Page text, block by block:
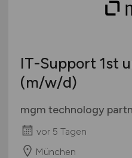
IT-Support 1st
(m/w/d)
mgm technology
vor 5 Tagen
München